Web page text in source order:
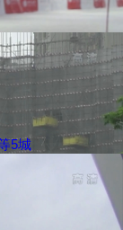
5城